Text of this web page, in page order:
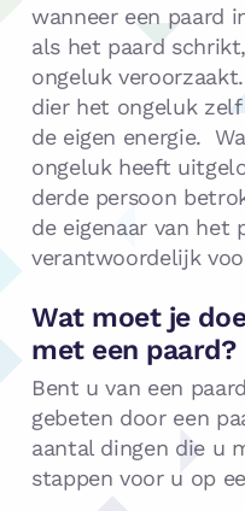
wanneer een paard
als het paard
ongeluk
dier het ongeluk
de eigen energie.
ongeluk heeft
derde persoon
de eigenaar van het
verantwoordelijk
Wat moet je
met een paard?
Bent u van een
gebeten door een
aantal dingen die u
stappen voor u op